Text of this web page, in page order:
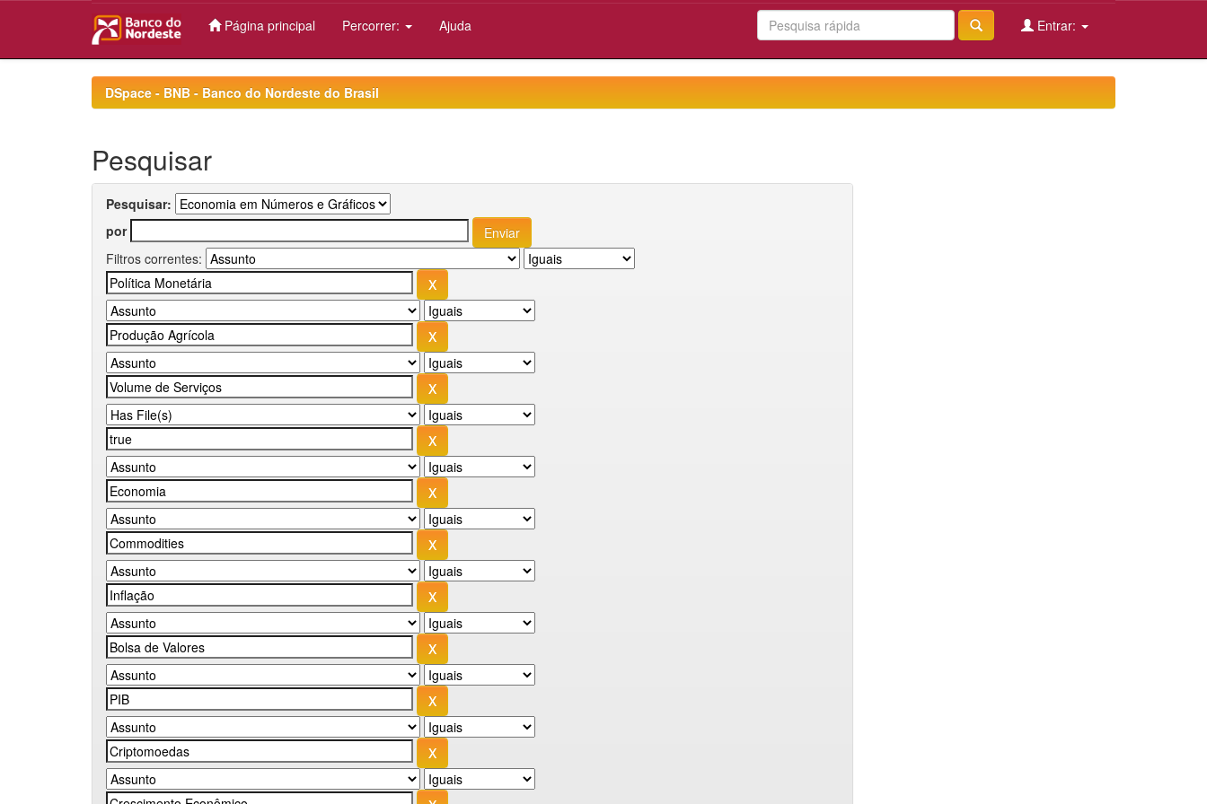
Página principal Percorrer: Ajuda Entrar:
DSpace - BNB - Banco do Nordeste do Brasil
Pesquisar
Pesquisar:
por
Filtros correntes: